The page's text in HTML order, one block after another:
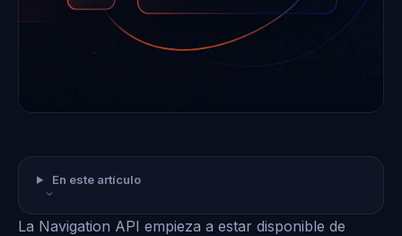
En este artículo
La Navigation API empieza a estar disponible de